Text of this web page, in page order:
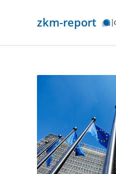
zkm-report